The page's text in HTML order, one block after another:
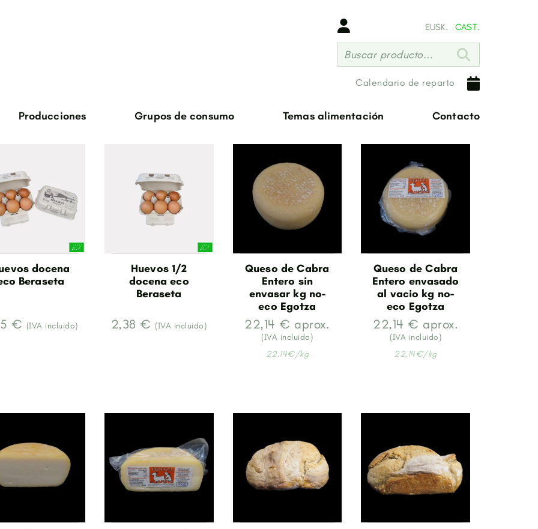
EUSK. CAST.
Buscar producto...
Calendario de reparto
Producciones
cane de ternera
carne de cabrito
bosque
Grupos de consumo Temas alimentación Contacto
docena
Beraseta
€ (IVA incluido)
Huevos 1/2
docena eco
Beraseta
2,38 €(IVA incluido)
Queso de Cabra
Entero sin
envasar kg no-
eco Egotza
22,14 € aprox.
(IVA incluido)
22,14€/kg
Queso de Cabra
Entero envasado
al vacio kg no-
eco Egotza
22,14 € aprox.
(IVA incluido)
22,14€/kg